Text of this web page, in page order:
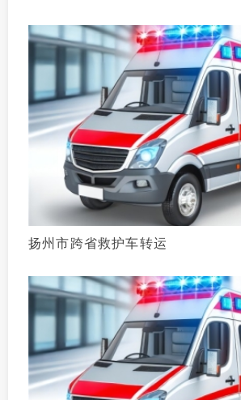
扬州市跨省救护车转运